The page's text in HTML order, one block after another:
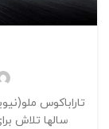
تاراباکوس
سالها تلاش